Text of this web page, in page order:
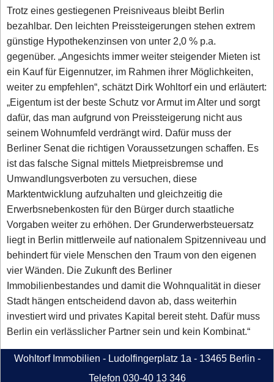
Trotz eines gestiegenen Preisniveaus bleibt Berlin
bezahlbar. Den leichten Preissteigerungen stehen extrem
günstige Hypothekenzinsen von unter 2,0 % p.a.
gegenüber. „Angesichts immer weiter steigender Mieten ist
ein Kauf für Eigennutzer, im Rahmen ihrer Möglichkeiten,
weiter zu empfehlen“, schätzt Dirk Wohltorf ein und erläutert:
„Eigentum ist der beste Schutz vor Armut im Alter und sorgt
dafür, das man aufgrund von Preissteigerung nicht aus
seinem Wohnumfeld verdrängt wird. Dafür muss der
Berliner Senat die richtigen Voraussetzungen schaffen. Es
ist das falsche Signal mittels Mietpreisbremse und
Umwandlungsverboten zu versuchen, diese
Marktentwicklung aufzuhalten und gleichzeitig die
Erwerbsnebenkosten für den Bürger durch staatliche
Vorgaben weiter zu erhöhen. Der Grunderwerbsteuersatz
liegt in Berlin mittlerweile auf nationalem Spitzenniveau und
behindert für viele Menschen den Traum von den eigenen
vier Wänden. Die Zukunft des Berliner
Immobilienbestandes und damit die Wohnqualität in dieser
Stadt hängen entscheidend davon ab, dass weiterhin
investiert wird und privates Kapital bereit steht. Dafür muss
Berlin ein verlässlicher Partner sein und kein Kombinat.“
Wohltorf Immobilien - Ludolfingerplatz 1a - 13465 Berlin -
Telefon 030-40 13 346